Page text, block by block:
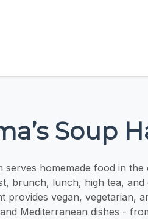
Soup
serves homemade food in
brunch, lunch, high tea, and
provides vegan, vegetarian,
Mediterranean dishes -